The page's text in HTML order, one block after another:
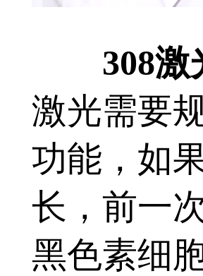
308激光
激光需要
功能，如
长，前一
黑色素细